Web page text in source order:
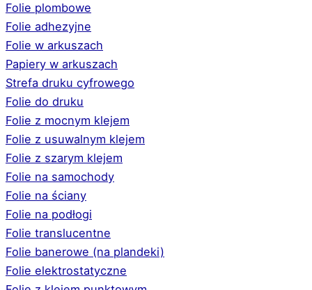
Folie plombowe
Folie adhezyjne
Folie w arkuszach
Papiery w arkuszach
Strefa druku cyfrowego
Folie do druku
Folie z mocnym klejem
Folie z usuwalnym klejem
Folie z szarym klejem
Folie na samochody
Folie na ściany
Folie na podłogi
Folie translucentne
Folie banerowe (na plandeki)
Folie elektrostatyczne